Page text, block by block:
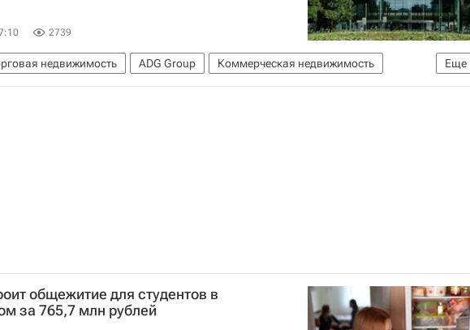
2739
Еще
недвижимость ADG Group
Коммерческая недвижимость
общежитие для студентов в
за 765,7 млн рублей